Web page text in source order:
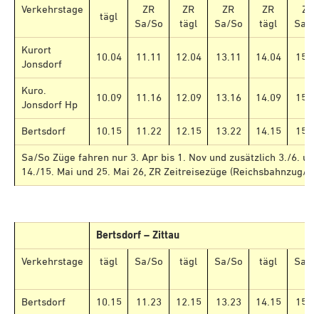
Verkehrstage
tägl
ZR
Sa/So
ZR
tägl
ZR
Sa/So
ZR
tägl
ZR
Sa/
Kurort
Jonsdorf
10.04 11.11 12.04 13.11 14.04
Kuro.
Jonsdorf Hp
10.09 11.16 12.09 13.16 14.09
Bertsdorf 10.15 11.22 12.15 13.22 14.15
Sa/So Züge fahren nur 3. Apr bis 1. Nov und zusätzlich 3./6.
14./15. Mai und 25. Mai 26, ZR Zeitreisezüge (Reichsbahnzug/
Bertsdorf – Zittau
Verkehrstage tägl Sa/So tägl Sa/So tägl Sa/
Bertsdorf 10.15 11.23 12.15 13.23 14.15